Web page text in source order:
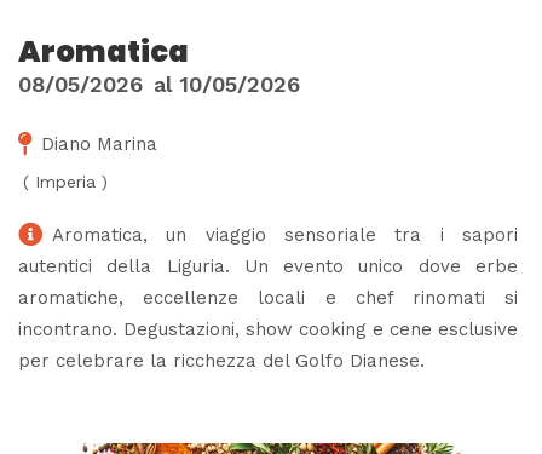
Aromatica
08/05/2026 al 10/05/2026
Diano Marina
( Imperia )
Aromatica, un viaggio sensoriale tra i sapori
autentici della Liguria. Un evento unico dove erbe
aromatiche, eccellenze locali e chef rinomati si
incontrano. Degustazioni, show cooking e cene esclusive
per celebrare la ricchezza del Golfo Dianese.